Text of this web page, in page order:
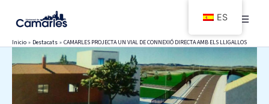
contenido
Inicio Destacats CAMARLES PROJECTA UN VIAL DE CONNEXIÓ DIRECTA AMB ELS LLIGALLOS
ES